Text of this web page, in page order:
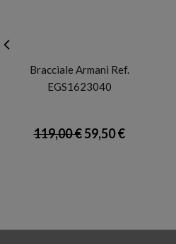
Bracciale Armani Ref.
EGS1623040
119,00 €59,50 €